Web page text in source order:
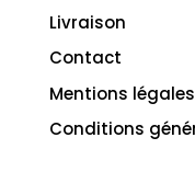
Livraison
Contact
Mentions légales
Conditions